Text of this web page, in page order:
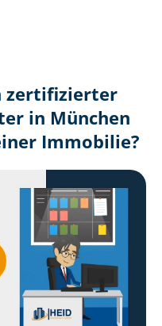
zertifizierter
in München
Immobilie?